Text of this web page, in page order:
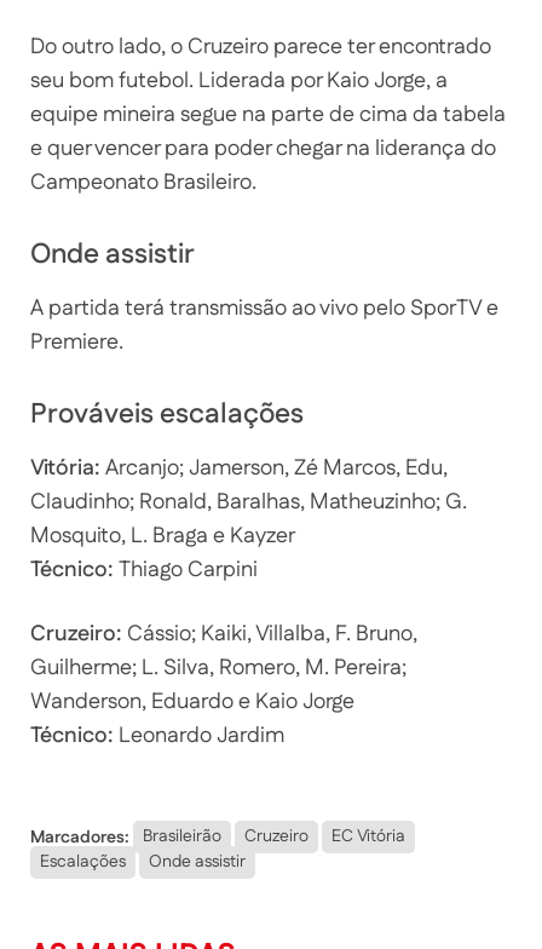
Do outro lado, o Cruzeiro parece ter encontrado
seu bom futebol. Liderada por Kaio Jorge, a
equipe mineira segue na parte de cima da tabela
e quer vencer para poder chegar na liderança do
Campeonato Brasileiro.
Onde assistir
A partida terá transmissão ao vivo pelo SporTV e
Premiere.
Prováveis escalações
Vitória:Arcanjo; Jamerson, Zé Marcos, Edu,
Claudinho; Ronald, Baralhas, Matheuzinho; G.
Mosquito, L. Braga e Kayzer
Técnico:Thiago Carpini
Cruzeiro: Cássio; Kaiki, Villalba, F. Bruno,
Guilherme; L. Silva, Romero, M. Pereira;
Wanderson, Eduardo e Kaio Jorge
Técnico: Leonardo Jardim
Marcadores: Brasileirão Cruzeiro
EC Vitória
Escalações
Onde assistir